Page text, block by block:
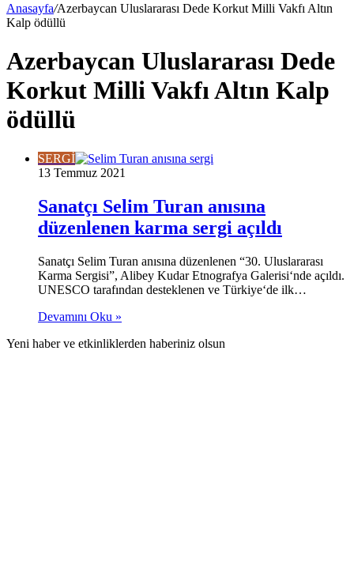
Anasayfa/Azerbaycan Uluslararası Dede Korkut Milli Vakfı Altın
Kalp ödüllü
Azerbaycan Uluslararası Dede
Korkut Milli Vakfı Altın Kalp
ödüllü
SERGİ
13 Temmuz 2021
Sanatçı Selim Turan anısına
düzenlenen karma sergi açıldı
Sanatçı Selim Turan anısına düzenlenen “30. Uluslararası
Karma Sergisi”, Alibey Kudar Etnografya Galerisi‘nde açıldı.
UNESCO tarafından desteklenen ve Türkiye‘de ilk…
Devamını Oku »
Yeni haber ve etkinliklerden haberiniz olsun